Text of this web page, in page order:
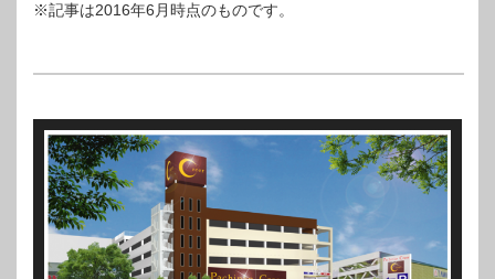
※記事は2016年6月時点のものです。